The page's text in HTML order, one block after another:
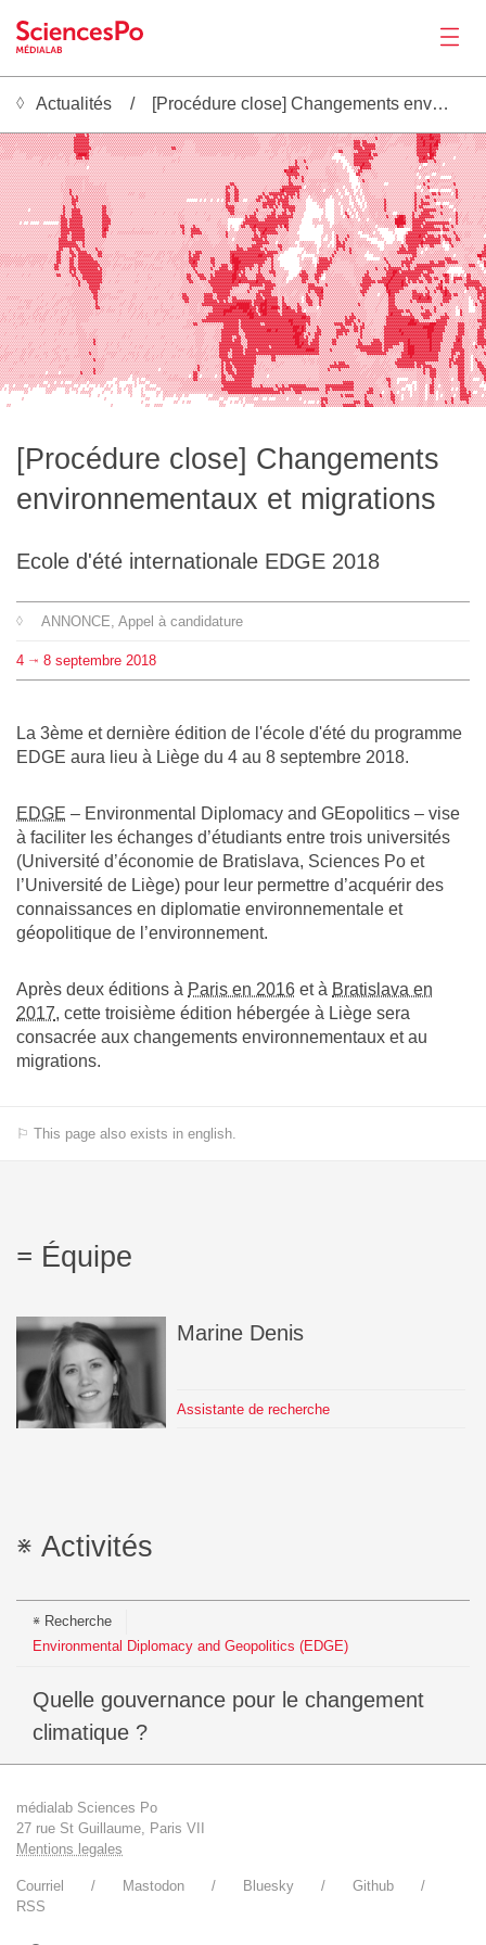
Actualités
Productions
Activités
Outils
Séminaire
Recrutement
L'équipe
Le médialab
FR|EN
Actualités [Procédure close] Changements environnementaux et migrations
▒▒▒▒▒▒░░░░░░▒▒▒▒▒▒▒▒▒▒▒▒▒▒▒░░▒▒▒▒░▒▓████▓▒▒░░░░░░░░▒▒▒▒▒▒▒▒▒▒▒▒▒▒▒░░░░░░░▒░▒▒▒▒▒░░░░░░░░░░░░▒▒▒▒▒▒▒▒░░▒▒▒▒░░▒▒▒▒▒▒▒▒▒▒░░░░░░░░▒▒░░░░▒▒░░░░░░░░░▒▒▒▒▒▒▒░░▒░
▒▒▒▒▒▒░░░░░░▒▒▒░░░░▒▒▒░▒▒░▒▒▒░▒▒░░▒▓▓▓▒▓▓░░░░░░░░░░░░░░░░▒░░░░░░░░░░░░░░░░░░░░░░░░▒░░░░░░░░░░░░░░░░░░░░░░░░░▒░░▒▒░░░░░░░░░░░▒▒░░░░░░▒▒░░░▒▒▒▒░▒▒▒▒▒▒▒░░░░      ░░░░▓▓▓▓▓▓▓▓▓▒░░░░░░░░░░░░░░▒░░░░▒▓▓█▓▓█▓▒░░░░░░░░
░░░░░░░░░░░░░░░░░░▒▒░░░░░░░░░░▒▒░░░▒▒▒▒▒▒░░░░░░░░░░░░░░░░░░░░░░░░░░░░░░░░░░░░░░▒▒░▒░░░░░░░░░░░░░░░░░░░░░░░░░░░░░░░░░░░░░░░░░░░░░░░▒░░▒░░▓▒▒▒▓▒░▒░░░░░░░░░░░ ░
░░░░░░░░░░░░░░░░░░░▒░░▒░░░░░░░░▒░░▒░░░░▒░░░░░░░░░░░░░░░░░░░░░░░░░░░░░░░░░░░░░░░░░░░░░░░░░░░░░░░░░░░░░░░░░░░░░░░░░░░░░░░░░░░░░░░░░░░░░▒░▒▓▒▒▒▒▒░░░░░░░░░░░▒░░░░   ░░▓▓▓▓█▓▓▓░░░░░░░░░░░░░░░░░░░░░░▒░  ░░░▒▒▒░
░░░░░░░░░░░░░░░░░░░░░░░░░░░░░░░░░░░░░░░░ ░░░░░░░░░░░░░░░░░░░░░░░░░░░░░░░░░░▒░░░░░░░░░░░░░░░░░░░░░░░░░░░░░░░░░░░░░░░░░░░░░░░░░░░░░░░░░▓▓▓▓▓▒▒▒▓░░░░░░░░▒▒░░▒░░░ ░  ░▒▒▒█▓▓▓▓▒░░░░░░░░░░░░░░░░░▒░░▒
░░░░░░░░░░░░░░░░░░░░░░░░░░░░░░░░░░░░░░░░░░░░░░░░░░░░░░░░░░░░░░░░░░░░░░░░░░░▒░░░░░░░░░░░░░░░░░░░░░░░░░░░░░░░░░░░░░░░░░░░░░░░░░░░░░░▒█▓▓█▓▓▒▒▒▒▒░░░░░░░░▒▒▒░▒░░░░░
░░░░░░░░░░░░░░░░░░░░░░░░░░░░░░░░░░░░░░░░░░░░░░░░░░░░░░░░░░░░░░░░░░░░░░░░░░░░░░░░░░░░░░░░░░░░░░░░░░░░░░░░░░░░░░░░░░░░░░░░░░░░░░░░░░▒▒▓▓▓▓▓▓▒▒▒▒░░░░░░░░▒▒▒▒▒░░░░░░   ▓▓▒▒░░░▒▒▒░░░░░░░░░░░░░░░░░░ ░░▒▒░░
░░░░░░░░░░░░░░░░░░░░░░░░░░░░░░▒▒▒▒▒▒▒▒▒▒▒░░░░░░░░░░░░░░░░░░░░░░░░░░░░░░░░░░░░░░░░░░░░░░░░░░░░░░░░░░░░░░░░░░░░░░░░░░░░░░░░░░░░░░░░░▒░▒▓▒▒▓▒▒▓▒░░░░░░░░░░▒▒▒▒▒░░░░░    ▒▒░░░░░▒▒░░░░░░░░░░░░░░░░░░░ ░░  ░░░░░
░░░░░░░░░░░░░░░░░░░░░░░░░░░░░░▒▒▒▒▒▒▒▒░▒▒░░░░░░░░░░░░░░░░░░░░░░░░░░░░░░░░░░░░░░░░░░░░░░░░░░░░░░░░░░░░░░░░░░░░░░░░░░░░░░░░░░░░░░░░▒▒░▒▓▒▒▒▒▒▓▒░▒▒▒▒▒▒▒▒▒▒▒▒▒▒▒░░░░
░░░░░░░░░░░░░░░░░░░░░░░░░░░░▒░▒▒▒▒▒▒▒▒░▒▒▒▒░░░▒░▒░░░░░░░░░░░░░░░░░░░░░░░░░░░░░░░░░░░░░░░░░░░░░░░░░░░░░░░░▒▓▓▒░░░░░░░░░░░░░░░░░░░░▒▒▒▒▓▓▒▒▒▒▒▒░░▒▒▒░▒░░░▒▒▒░░░░░░░░    ░▒▒▒░░░░░░░
░░░░░░░░░░░░░░░░░░░░░░░░░░░░▒░▒▒▒▒▒▒▒▒░▒▒▒▒▒▒▒▒▒▒░░░░░░░░░░░░░░░░░░░░░░░░░░░░░░░░░░░░░░░░░░░░░░░░░░░░░░░▓▓▒▒▓▒░░░░░░░░░░░░▒░░░░░░▒▓▓▓▓▓▓▓▓▓░ ▒▒▒▒▒▒▒░░░░▒▒░░░░ ░░░  ░ ░▒▒▒░░░░░░░░░░░░░░░░░░░░░░
░░░░░░░░░░░░░░░░░░░░░░░░░░░░▒▒▒▒▓▒▒▒▒▒░▒▒▒▒▒▒▒▒▒▒░░░░░░░░░░░░░░░░░░░░░░░░░░░░░░░░░░░░░░░░░░░░░░░░░░░░░░▒▓▒▒▒▓▓░░░░░░░░░░░▒▒░░▒▒▒▒▓█▓▓▓▓▓▓▓▒▒▒▒▒▒▒▒▒▒░ ▒▒▒▒░ ░░░ ░▒░  ░ ▒▒▒░░░░░░▒░░░░░░░░░░░░░░▒░░ ▒▒░    ░
░░░░░░░░░░░░░░░░░░░░░░░░░░░░░▒▒▒▓▒▒▒▒▒▒▒▒▒▒▒▒▒▒▒▒░░░░░░░░░░▒▒▒░░▒▒▒░░░░░░░░░░░░░░░░░░░░░░░░░░░░▒░░░░░░░▒▓▓▒▒▓▓▒░░░░░░░░░▒▓▒▒▓▓▓▓▓▓▓▒▓▓▓▓▒▓▒░░░▒▒░▒▒▒▒▒▒▒▒░▒░ ░░  ░▒ ░░ ░▒▒▒░░░░░░▒░░░░░░░░░░░░▒▓▒▒░░░▒▒▓▓▒▓▒▒▒▒▒
░░░░░░░░░░░░░░░░░░░░░░░░░░░░░▒▒▒▒▓▒▓▒▒▒▒▒▒▒▒▒▒▒▒▒▒░░░░░░░░░░░░░░▒▒▒░░░░░░░░░░░░░░░░░░░░░░░░░░░░░░░░░░░░▒▓▓▒▒▓▓░░░░░░░░▒▓▓▒▓▓▒▒▓▓▒▓▒▓▓▒▓▒▒▓▒░░░ ░░░▒▒▒▒▒░ ░░░░ ░░░ ▒░ ░░
░░░░░░░░░░░░░░░░░░░░░░░░░░░░░▒▒▒▒▓▓▓▒▒▒▒▒▒▒▒▒▒▒▒▒▒░░░░░░░░░░░░░░░░░░░░░░░░░░░░░░░░░░░░     ░ ░ ░░ ░░ ░ ▒▓▓▒▒▓▓░░  ░░░▒▓▓▒▒▒▓▓▓▓▒▓▓▓▓▓▒▒▒░▒▒░░   ░░░▒░▒    ░░░░░░░ ░▒  ░
░░░░░░░░░░░░░░░░░░░░░░░░░░░░▒▒▒▒▒▓▓▒▒▒▒▒▒▒▒▒▒▒▒▒▒▒▒░░░░░░░░░░░░░░░░░░░░░░░░░░░░░░░░░░░░░░░░░░░░░░░░░░░░▒▓▒▒▒▒░░░░░░▒▒▒▒▒▒▓▓▓▓▓▓▒▓▒▓▓▓▒▒░░░░░░     ░░▒░    ░░ ░░░░  ▒░  ░ ▒▒▒▒▒▒▒▒▓▒░░░░░░░░░░░▒▓▒▒▓▓▓▓▒░░  ░
░░░░░░░░░░░░░░░░░░░░░░░░░░░░░▓▒▒▒▒▓▒▒▒▒▒▒▒▒▒▒▒▒▓▓▒▒░░░░░░░░░░░░░░░░░░░░░░░░░░░░░░░░░░░░░░░░░░░░░░░░░░░░▒▓▓▓▓▒░░░░░▒▒▒▒▒▒▒▓▓▒▓▓▒▓▒░▓▓▓▓▓▓▒░░░░      ░▒░    ░░░ ░░░░ ░▒░ ░ ░▒▒▒▒▒▒▒▓▒░░░░░░░░░░░▒▓▒▓▓▒▒░░░▒▒▒▓▒▒░
░░░░░░░░░░░░░ ░░░░░░░░░░░░░░▒▓▒▒▒▓▓▓▓▒▒▒▒▒▒▒▒▒▒▓▓▒▒▒░░░░░░░░░░░░░░░░░░░░░░░░░░░░░░░░▒░░░░░░░░░░░░░░░░░▒░▒▓▓▓▒▒░░░░▒▒▒▒▓▒░░░▒░▒▓▒░░▒▓▒▓▓▓░░░░░        ░    ░░░ ░▒ ░░ ▒▒░ ░░▒▒▒▒▒▒▒▓▒░░░░░░░░░░░▒▓▒▒▒▓▓▓▓▓▓▒▒▒▒▒▒▒▒
░░░░░░░░░░░░░░░░░░░░░░░░░░░░▒▓▒▒▒▓▓▓▓▒▒▒▒▒▒▒▒▒▒▓▓▒▒▒░░░░░░░░▒░░░░░░░░░░▒░░░▒░░░░▒░▒▒░░░░░░▒░░░▒░░░░░░░░░░▒▓▓▒▒▒▒▒▒▒▒▒▓▒▒▒▒▒▒▒▓▓▒▒▒▓▓▒▒▓▒░░░░         ░    ░░░ ░▓░ ▒░ ▒▒░░░▒▒▒░▒▒▒▒▒▒░
░░░░░░░░░░░░░░░░░░░░░░░░░░░▒▓▓▒▒▒▓▓▓▓▓▒▒▒▒▒▒▒▒▒▓▓▓▒░░░░░░░░░░░░░░░░░░░░░░░░░░░░░░░▒▒▒░░░░░░░░░░░▒░░░░░░░░▒▒▒▒░░░░▓▒▓▓▓▒░░▒▒▓▓▓▓▒▓▓▓▓▓▓▓░░░░░        ░░    ░░░░ ▒▓░ ░
░░░░░░░░░░░░░░░░░░░░░░░░░░░▒▓▓▓▒▓▓▓▓▓▓▒▒▒▒▒▒▒▒▒▓▓▓▓░░░░░░░░░░░░░░░░░░░░░░░░░░░░░░░▒▒▒░░░░░░░░░░▒▒░░░░▒░░░       ▒▓▓▓▓▓▓▒▒▒▓▓▓▓▓▓▓▓▓▓▓▒▒░░░░     ░░░ ░░░   ░░░░░░▒▒░░░ ░▒░ ░░▒▒▒▒░▒▒▒░▒████▓▒░▒▓▓▓▓▓▓▒▒▒░░░░░▒░░
░░░░░░░░░ ░  ░    ░░       ▒▓▓▓▒▓▓▓▓▓▓▒▒▒▒▒▒▒▒▒▓▓▓▓░░░░░░░░░░░░░░░░░░░░░░░░░░░░░░░▒▒▒▒░░░░░░░░░░░░░░▒▒░░░      ░▓▓▓▓▓▓▓▓▓▓▓▓▓▓▓▓▓▓▓▓▓▒░░░░░     ░░░░░░░░
░░░░░░░░░░░░░░░░░░░░░░░░░░░▒▓▓▓▒▓▓▓▓▓▓▒▒▒▒▒▒▒▒▒▓▓▓▒░░░░░░░░░░░░░░░░░░░░░░░░░░░░░░░░▓▓░░░▒▓▒░░░░░░░░░▒▒▒▒░ ░   ░▓▓▒▒▓▓█▓▓▓▓▓▓▓▓▓▓▒▓▒█▓▒░░░░       ░   ░░░ ░▒▒▒▒░░░░▒░░░▒░▒▒░░░
░░░░░░░░░░░░░░░░░░░░░░░░░░░▒▓▓▓▓▓▓▓▓▓▓▓▒░▒▒▒▒▒▒▓█▓░░░░░░░░░░░▒░░░▒░░░░░░░░░░░░░░░░░▒▓▒░▒▓▓▓▓▒░░░░░░░░▒▒▒▒ ░░  ▒▒▒▒▒▒▓▓▒▓▓▓█▓▓▓▓▒▒▒░▒▓░░░░░           ░░░░░▒▒▒▒▒▒░░░░░░▒▒░▒▒░░░     ░░░
░░░░░░░░░░░░░░░░░░░░░░░░░░▒▒▓▓▓▓▒▓▓▓▓▓▓▒▒▒▒▒▒▒▒▓▓▒░▒░░▒▒▒▒▒▒▒▒▒▒▒▒▒▒▒▒▒░▒░░░▒░░▒▒░░▒▓▒░░▓▓▓▓▓░▒░░░░░▒▒▒▒▓░░░░▒▒▒▒▒▒▒▒▓▒▒▓█▓▓▓▓▓▓▒▒▒▒▒░░░░            ░░░░ ▒▒▒▒▒▒▒▒▒░░  ▒░░▒░ ░░      ░     ░▓▓▓▓▓▓▓▓▓▒▒▒▒░░
░░░░░░░░░░░░░░░░░░░░░░▒▒░▒░▒▓▓▓▒▒▓▓▓▓▓▓▒▒▒▒▒▒▒▒▓▓░░░░░░░░░░░░░░░░░░░░░░░░░░░░░░░░░░░▒▒░▒▓▒░▒▒▒▒▒░░░░░▒▒▒▓░░░░▒▒▒▒▒▒▒▒▓▓▒▓▓▓▒▒▒▒▒░▒▒▒░░░░░░          ░░ ░░ ▒▓▒▒▒▒▓▒▒░░░    ░▒░░░░      ░   ░▓▓▓▓▓▓█▓▓▒▓▓▓▒▒▓▒▓▓▒▒░▒▓▒▒░▒▒▒░░░░░░
░░░░░░░░░░░░░░░░░░░░░░░░░░░▓▓▓▓▒▒▓▓▓▓▓▓▒▒▒▒▒▒▒▒▒▒░░░░░░░░░░░░░░░░░░░░░░░░░░░░░░░░░░░░░░▒▒▒░░▒▒▒▒░░░░░░▒▒▒░░ ░▒▒▒▒▒▒▒▓▓▓▓▓▒▓▒▒▒▒░░▒▒░▒░░░░░          ░  ░░ ░▓▒▒▒▓▒▒▒░░░░░░     ░░░     ░
░░░░░░░░░░░░░░░░░░░░░░░░░░▒▓▓▓▓▓▓▓▓▒▒▒▓▒▒▒▒▒▒▒▒▒░░░░░░░░░░░░░░░░░░░░░░░░░░░░░░░░░░░░▒░▒░░▒▒▒▒▒▒▒▒░░░░▒▒▒▒░░░▒▒▒▒▒▒▒▒▒▒▓▓▓▓▓▓▒▒▒ ▒▒▒▒▒░░░  ░▒░░░░░   ░░░░  ░▓▓▒▓▒▒▒▒░▒▒▒▒▒▒░      ░   ░░▒░ ▒▓▓▓▓▓▓▓█▓▓▓▓▓▓▓▓▒
░░░░░░░░░░░░░░░░░░░░░░░░░░░▓▓▓▓▓▓▓▓▓▒▒▓▒▒▒▒▒▒▒▒░░░░░░░░░░░░░░░░░░░░░░░░░░░░░░░░░░░░░▒▒▒░▒▒▒▒▒▒▒▒▒▒░▒▒▒▒▒▒▒░░▒▓▒▒▒▒▒▒▓▓▓▓▓▒▒▒▒▒▒░▓▓▒▒▒▒░░░ ░▒░░▒▒░░  ▒░░ ░ ▒▓▓▓▓▒▒▒▒░░▒▒░▒▒▒▒░░   ░░░░░░▒▒▓▒▒▓▓▓▓▓▒▓▒▒▒▓▓▒░░░
░░░░░░░░░░░░░░░░░░░░░░░░░░░▓▓░░░▓▒▒▓▓▒▒▒▒▒▒▒▓▒▒▒░░░░░░░░░░░░░░░░░░░░░░░░░░░░░░░░░░░▒▒▒▒▒▒▒▒▒▒▒▒▒▒▒▒▒▒▒▒▒▒▒▒░▒▓▓▓▒▒▓▓▓▓▓▓▒▒▓▒▒▒▒░▒▓▒▒░       ░▒▒░░░ ▒▒░░░░░▒▓▒▒▓▒▒▓▒░░░░░░░░░░░░  ░░░░░░░▓▓▓▒▓▓▓▓▒░░░ ░░▒░░░▒░
░░░░░░░░░░░░░░░░░░░░░░░░░░▓▓▒░░░▓▓▒▒▓▓▓▓▒▒▒▒▒▓▓▒░░░░░▒▒░░░░░░░▒▒▒▒░░░░▒░░▒▒▒░▒▒▒░░▒▒▒▒▒▓▒▒▓▓▓▒▒▒▒▒▒▒▒▒▒▒▒▒▓▓▓▓▓▓▓▓▓▓▓▓▓▓▓▓▒▓▓▓▓▓▒░░        ░ ░░░░░ ░░░░▒░▒▓▒▒▒▒▒▒▓▒▒░░░░░ ░░░░░░▒░░▒▒▒▒▓▓▓▓▓▓▓▓▓▒░
▒▒▒▒▒░░▒░▒░░▒▒▒▒▒▒▒▒▒▒░░▒▒▓▓▒░▒▒▒▓▓▒▓▓▓▓▓▓▒░▒▓▓▒▒▒▒▒░▒▒▒▒▒░░░░░▒▒░▒▒▒▒░░▒▒░▒░░▒░▒▒▒▒▒░▒▓▒▓▓▓▒▒▒▒▒▒▒▒▒▒▒▒▒▒▓█▓▓▓▓▓▓▓▓▓▓▓██▓▓▓▓▓▒░░        ░░      ░░▒▒░░░▒▓▒▒▒▒▒▒▒▒▒▒▒░░░    ░░░░▒░░▒▒▒▒▒▒▒▒▒▒▒▓▓▒▒░░▒▒▒▒▒▒▒▒▒▒▒░░
▒▒▒▒▒▒▒▒▒▒▒▒▒▒░▒▒▒▒▒▒▒░▒░▒▓▓▒░▒▒▓▓▒▒▓▓▓▓▓▓▓▒▒▒▒▒▒▒░░▒░▒░░▒▒▒▒▒▒░░░░░░░░▒▒▒░░░░▒▒▒▒▒▒▒░▒▓▓▓▓▓░▒▒▒▒▓▓▒▒▒▒▒▒▒▓███▓▓▓▓▓▓▓▓▓▓▓▓▓▒▒▓░░          ░ ░░░░  ░▓▓▓▓▒▓▒▒░░▒▒▒▒▒▒▒░░░░░
▒▒▒▒▒▒▒▒▒▒▒▒░▒▒▒▒▒▒░▒░▒▒░▒▓▓▒░░▒▓▓▒▒▓▓▓▓▓▓▓▓▓▒▒▒▒▒▒░░▒░░░░░░░░▒▒▒▒░░░░░░░░▒░░▒░▒▒░░▒▒▒▒▓▓█▓▒▒▒▒▒▒▓▓▒▒▒▒▒▒▒▓████▓▓▓▓▓▓▓▓▓▓▓▒▒▒▓░░░         ░░▒▒▒▒  ▒▓▓▓▓▓▓▒▒░░░░░░▒▒▒░░░░░░▒▒░░░░░▒▓▒▒▒▒▒▒▓▓▓▓▓▒▒▒▒▒▒▒▒▓▓▒▒▓▓▓▒▓▓▓▓▓▒░░░▒▒▒░░
▒░▒▒▒░░▒▒▒▒░░░▒▒░░▒▒░░░░▒▓▓▒░░░▒▓▓▒▒▓▓▓▓▓▓▓▓▓▓▒▒▒▒▒░▒▒▒▒░▒░▒▒░▒▒▒▒░▒░▒▒░░░░░░░░░▒▒░▒▒▒▒▒▓▓▓▒▒▒▒▒▒▒▓▒▒▒▓▓▓▒▒▓██▓▓▓▓▓▓▓▒▒▓▓▒▒▒▒▓▒░░         ░░░▒▒░░ ▓▓▓▓▓▓▒░░░░░░░░░░▒▒░░░▒▒▒▒▒▒▒▒▒░░▓▒▒▒▒▒▓▒▓▓▒▒▒▓▓▓▓▓▓▓▓▓▓▓▓▓▒▒▒▒▒░░░▒▒▒▓▓▓▒░
░░░░░░░░░░░░░░░░░░░▒░░░░▒▓▓▒░▒░▒▓▓▓▒▓▓▓▓▓▓▓▓▓▒▓▒▒░░░▒░░░▒▒▒▒░░▒░░░▒░▒░▒▒▒▒▒░░░░░░▒▒▒▒░▒░▒▓▒▒▒▒▒▒▒▓▒▒▒▓▓▓▓▒▒▓██▓▓▓▒▒▓▒▒▒▓▒▒▒▒▒▓▒░░░░        ▒▒▒▒░░░▓▓▓▓▓▒░░░░░░░░░░░▒▒▒▒▒▒▒▒▒▒▓▒▒▒▓▒▓▓▓▓▓▓▒▒▒▓▒▒▓▓▓▓▓▓▓▓▒▒▒▒░░▒░      ░▒▒▒░▒▒▒░
░░░░░░░░░░░░░░░░░░░░░░░░░▒▒░░░░▒▓▒▓▒▒▓▓▓▓▓▓▓▓▓▓▒▒░░░░░░░░░░░░░░░░░░░░░░░░░░░░░░░░░░▒▒░▒▒░▒▓▒▒▒▒▒▒▒▒▓▓▓▓▓▓▓▓▓█▓▓▒▓▒▒▒▒▒▒▓▒▒▒▒▓▓▓░░░░░░     ▒▓▓▒░░░▒▓▓▓░▒▒░▒░░░░░░░░░▒▒▒▒▒▒▓▒▒▒▒▒▒▒▒▓▓▓██▓▒▓▓▓▓▓▓▓▓▓▓▒▒▓▓▓░░▒▒▒░        ▒▒▒░░░▒▒░
░░░▒░░░░░░▒░░▒░░░░░░░░░░░▒▓▓░░░░▒▓▓▒▒▒▓▓▓▓▓▓▓▓▓▒▒░░░░░▒░░░░░░░░▒░░░░▒░░░░░░░░░░░▒░░▒▒▒▓▓▒░▒▓▓▓▒▒▒▓▒▓▓▓▓▓▓▓▓██▓▒▓▓▒▒▒▒▒▓▓▓▒▒▒▒▒▓▒░░░▒░    ▒▓▓▓▓▒░▒▓▓▓░ ▒▒▒░▒▒▒▒░░░░░▒▒▒▒▒▓▓▒▒▒▒▒▒▒▒▓▓▓█▓▓▓▓▓▓▓▓▓▓▓▓▒▓▓▓▒░▒▒▒▒▓█▓░ ░░ ▒░
░░░░░░░░░░░░░░░░░░░░░░░░░░░░░░░░░▒▒▓▒▒▓▓▓▓▓▓▓▓▓▒░░░░░░░░░░░░░░░░░░░░▒▒░░░░░░░░░░░░░▒▒▒▓▓▒▒░░▓▓▓▒▒▓▓▓▓▓▓▓▓▓▓██▓▓▓▓▓▒▒▒▒▓▓▓▓▒▒▒▒▒░░░▒▒   ░▒▒▒▓▓▓▒░░▓▓▒  ▒▒▒▒▒▒▒▒▒░░░░░▒▒▒▓▓▓▓▒▒▒▒▒▓▓▓▓█▓▓▓▓▓▓▒▓▓▓▓▓▒▒▒▓▓▓▒▓▓▒░▒▓▓░
░░░░░░░░░░░░░░░░░░░░░░░░░░░░░░░░░▒▒▒▓▒▒▒▓▓▓▓▓▓▓▒░░▒░░▒▒░░░░░░░▒▒░░░░░░░░░░░░░░░░░░░░▒▒▒▓▓▒▒░░▒▒▒▓▓▓▓▓▓▓▓▓▓▓█▓▓█▓▓▓▓▓▓▓█▓▓▓▓▓▓▒▒░░░▒░
░░░░░░░░░░░░░░░░░░░░░░░░░░░░░░░░░░▒▒▒▒▒▒▒▒▓▓▓▒▒░░░░░░░▒▒▒░░░░░░░░░░░░░░░░░░░░▒░░░░░▒▒▒▒▒▒▒▒▒▒▒▒▒▒▒▓▓▓▓▓▓▓▓▒▒░░░░░▒▓▒▒▒▒▓▓▓▓▓▓▒▒▒░▒▒▒▒▒▒░░▒▒▒▒▒▓▒▒▓▓▓█▒▒▒▒▒▒▒▒▒▒▒▒▒▒▒░▒▓▓▓▒░░░░░░░▒▓█▓▓▓▓▒▒▒▒▒▒▓▓▒▒▒▒▒▓▒▒▓▒▒▓▓█▓▒░░▒░▒▒
░░░░░░░░░░░░░░░░░░░▒░░░░░▒░░░░░░░▒▒▒▒▒▒▒▒▒▒▓▓▒▒▒▒▒▒░░░░░░░░░░▒▒░░░░░░░░░░░░░░░░▒░░▒▒▓▓▒▒▒▒▒▒▒▒▓▓▓▓▒▒▓▓▓▓▓▓▒▒▒▒▒▒▒▒▒▒▒▒▓▓▒▓▓▓▓▒▒▒░▒▒░▒▒░░▒▒░░▒▓▒▒▒▒▓▓▓▒▒▒▒▒▒▒▒▒▒▒▒▒▒▒▒░▒▓▒░░░░░
░░░▒▒▒▒▒▒░░░░░░░░▒░░░░░░▒░░░▒▒▒▒▒▒▒▒▒▒▒▒▒▒▒▓▓▒▒▒▒░▒▒▒▒▒░░░░░░▒▒░░░░░▒▒░▒▒░░░░░▒▒░░░▒▓▓▓▒▒▒▒▒▒▒▓▓▓▓▒▒▓▓▓▓▓▒▒▓▓▒▒▒▒▒▒▒▒▒▓▓▓▒▓▓▓▓▓▓░░▓░░▒▒▒▒▒░ ▒▓▓▒▒░▒▓▓▒▒▒▒▒▒▒▒▒▒▒▒▒▒▒▒░░▒▒░░░░░░▒▒░▒▓▓▓▒▒▒▒▒▒▒▒▓▓▓█▓▓▓█▓▒░▒▒▒▓▓▓▓▒░░░░▒░░
░░░░░░░░░▒░▒▒▒▒░░░░▒░░░░░░▒▒▒░░▒▒░▒▒▒▒▒▒▒▒░▒▓▒▒░░░░░░░░░░▒░░▒░░░░░░░░░░░░░░░░░░░░░░░▒▓▓▒▒▒▒▒▒▒▓▓▓▓▓▓▒▓▓▒▓▒▒▓▓▓▓▓▓▓▓▓▒▓▓▓▓▓█▓▓▓▓▓▒░▓▒░▒▒▒▒▒▒ ░▓▓▓▒░░▓▒▒▒▒▒▒▒▒▒▒▒▒▒▒▒▒▒▒▒▒░░░░░░░▒░░▒▓▓▓▒▒▒▒▒▒▒▓▒▒▓▓▓▓▓▓▓░▒▒▒▒▓▓▓▒░░░▒░░░░
░░░░░░░░░░░░▒▒░░░░░░░▒░░░▒▒░░░░░▒▒▒▒▒▒▒▒▒▒░▒▓▒░░░░░░░░░▒▒░░░▒▒░░░▒░░░░░░░░▒░░░░░░░░░░▒▒▒▒▒▒░▒▓▓▓▓▓▓▓▓▓▓▓▓▓▓▓▓██████▓▒▓▓▓███▓▓▓▓▓▒░▓▓▒▒▒▒▒▓▒░░▒▓▓▒░░▓▒▒▒▒▒▒▒▒▒▒▒▒▒▒▒▒▒▓▒▒░░░░░░▒░░░░▓▓▓▒▒▒▒▒▒▒▒▒▒▒▒▒▒▒▒▒▒░▒▒▓▒▒▒░░░░░▒░░░
░░░░░░░░▒▒▒░▒▒░░░▒▒▒░░░░▒░░░░░▒░░▒░▒▒▒▒▒▒▒░▒▓▓▒▒░░▒░░░░░░░░▒▒░▒░▒░░░░░░░░░▒░░░░▒░░░░░░░▒▒▒▒░▒▒▒▒▒▒▓▓▓▓▓▓▓▓███▓█████▓▓▓▒▓█▓█▓▓███▓░▓▓█▓▒▒▒▓▓░░░░░░░ ▒▒▒▒▒▒▒▒▒▒▒▒▒▒▒▒▒▒▒▒▒░░░░░▒░░░░▒▓▓▓▓▒▒▒▒▒▒▒▒▒▒▒▓▒▒▒▒▒▓▒░░░▒▒░░░ ░▒░░░
░░░░▒░░░░░░░░░░░▒▒░░░▒▒░░▒▒░▒░░▒░▒▒▒▒▒▒▒▒▒▒░▒░▒▒░▒▒▒▒░░▒░░░▒░░▒░░▒░░░░░▒▒░▒▒▒▒░░░░░░▒░░▒▒▒▒░▒▒░░▒▒▓▓▓▓▓████▓▓▓▓▓██▓█▓▓▒▓███▓▓▓▓▓▒░▓▓▓▓▓▓▒▓▓▒ ░░░░░░░▒▒▒▒▒▒▒▒▒▒▒▒▒▒▒▒▒▒▒▒▒░░░░▒░░░░▒▓▓▓▓▓▓▓▒▓▓▒▒▒▒▒▒▒▓▓▒▒▓▒▒░░░▒▒░░  ▓░░░
░▒░░░░▒░░▒▒░░░░▒░▒▒░▒▒░░░▒░░░░░▒░░▒▒▒▒▒▒▒▒▒░▒▒░░░░░░░░░▒░░░░░▒░░▒▒░▒░░░▒░░░░▒▒░░░░░░▒░░▒▒▒▒▒▒▒▒▒▓▓▓▓▓▓▓█▓▓▓▓▓▓▓▓▓▓███▓▓▒▓██▓▓▓▓▓▓▒▓▓▓▓▓▓▓▓▓▓▓▒▒▒▒▒░░▒▒▒▒▒▒▒▒▒▒▒▒▒▒▓▒▒▒▒▒▒░░░░░░░░░▒▓█▓▓▓▓▒▒▒▒▓▒▒▒▒▓▓▓▓▓▒▒▒▒▒▒▓▒░░░
░░░░░░░░░░░░░▒▒░░░░░▒░░░░░░░░░░░░░░▒▒▒▒▒▒▒▒▓▒░░░░▒░▒░░▒░░░░░▒░░░░░░░░░░░░░░░▒░░▒░░░░░░░░░░▒▒▒▒░░░░░░▒▓▓▓▓▓▓▓▓▓▓▒▒▒▓▓▓▓▓▓▓▓▓▓▓▓▓▓▓▓▓▓▓▓▓▓██▓█▓▓▒▓▓▓▓▒▒▒▒▒▒▓▓▒▒▒▒▒▒▒▒▒▒▓▓▒▒▒▒▓▓▓▓▓▒▓▓▓▓▓▓▓▒▒▓▓█▓▓▓▓▓▓▓▓▓█▓▓▓▓▒▒▒▒▒▒▓▓▓▓▒▒▒▒░
▒▒▒▒░░░░░▒▒░░▒░░▒▒░░░▒░░░░▒▒░░▒▒░░▒▒▒▒▒▒▒▒▒▒▒░░▒░░░▒▒░░░░▒░░░▒░▒░░▒▒░░▒░▒░▒░░░░▒▒░▒░░░░▒▒▒▒▒▒▒░▒░▒▒▒▒▓▓▓▓▒▒▓▓▓▓▓▓▓▓▓▓▓▒▒▒▒▒▒▒▓▓▒▒▒▒▒▒▒▒▒▒▒▒▒░░▒░░░░▒▒▒▒▒▒▒▒▒▒▒▒▒▒▒▒▒▒░░░░▒▒▒▒▒▒▒▒▒▒░░░░░▒▓▓▓▓█▓▓▓▓▓▓▓▓▓▓▓▓▒▒▒▒▒▒▓▒▒▓▓▓▒▒░
▒░▒░░░░░░▒▒░░░░░░░▒░░░░░▒▒░▒░░▒▒░░░░░▒▒▒▒▒▒▓▒▒▒▒▒░░░░░░░▒░▒░░░▒░░░░▒▒░▒░░░░░░░░░░░░░░░░░░░▒▒▒░▒▒░░░░░▒▓▓▓▓▓▓▓▓▓▓▓▓▓▓▓▓░░░░░░░▓▓░░░░░░░░░░░░▒▒░▒▒▒░▒▒▒▒▒▒▒▒▒▒▒▒▒▒▒▒▒▒░░░░░░░░░▒▒░░▒░▒░░▒▓▓▓▓▓▓▓▓▓▓▓▓▓▓▓▓▓▓▓▒▒▒▒▒▓▓▒▓▓▓▓▒▒░
░░░░░░▒▒░░░▒░░░░░░░░░░░▒░░░░░░░░░░░░░▒▒▒▒▒▒▒▒▒▒▒░░░░░░░░░░░░░░░░░░░░░░░░░░░░▒░░░░░░░░░░░░░▒▒▒░░░░░░░░▒▓▒▓▓▒▓▓▓▓▓▓▓▓▓▓▓▒░▒░░░░▒▒▒░▒▒░░░░░░░░░▒░░▒▒░▒▒▒▒▒▒▒▒▓▒▓▓▓▒▒▒▒▒▒▒░░░░░░▒▒▒░▒▒▒░░░▓▓▓▓▓▓▓▓▓▒▓▓▓▓▒▒▒▒▒▒▒▒▒▒▒▓▒▓▓▓▓▓▒▒░
░░░░░░░░░░░░░░░░░░░░░░░░░░░▒▒▒░░░░░░░▒▒▒▒▒▒▒▒▒▒▒░░░░░░░░░░░░░░░░░░░░░░░░░░░░░░░░░░░░░░░░░░▒▓▒▒░░░░░▒▒▒▓▒▓▓▓▒▓▓▓▓▓▓▓▓▓▒░▒░▒░░░░░▒▒░░░░░░░░░░░░░░░░░░▒▒▒▒▒▓▓▓▓▓▓▓▓▓▒▒▒▒▒░▒▒░░▒▒▒▒▒▒░▒▒░░▒▓▓▓▓▓▓▓▓▒▓▓▒▓▓▓▓▒▒▒▒▒▒▒▒▓▒░▒▓▓▓▒▒░
░░░░▒▒░░░░░░░░░░░░░░░░░░░░░░░░░░░░░░░▒▒▒▒▒▒▓▒▒▒▒░░░░░░░░░░░░░░░░░░░░░░░░░ ░░░░░░░░░░░░░░░▒▒▓▒░░▒░░░░░▒▓▒▓▓▓▒▒▓▓▓▓▓▓▓▓▒░▒░░▒▒░▒░░░░░░░░░░░░░░░░░░░░░▒▒▒▒▓▒▒▒▒▓▒▒▒▒▒▒▒▒▒▒░░▒▒▒▒▒▒▒▒▒░▒▒░░░░▒▒▒▒▒▒░▒▒▒▓▒▒▓▓▓▒▒▒▒▒▒░░░░▓▓▓▒▒░
░░░░░░░░░░░░░░░░░░░░░ ░░░░░
░░░░░░░░░▒▒░░▒▒▒░░▒▒░▒▒▒▒▒▒▒▒▒▒▒▒▒░░▒▒▒▒▒▒░░░░░░░░░░░░░░░░░░ ░░░░░░▒▒░░░░░░░░░▒░▒▒░░░░░ ░▓▓▒ ░░░░░░ ░░▓▓▒▒▒▓▓▓▓▓▓▓▓▓▓░░░░░░
░░░░░░░░░░░░░░░░░░░░░░░░░░░░░░░░░░░▒▒░░▒▒▒▒░░░░░░░░░  ░░░░░  ░░ ░  ░░░░░░░░░░▒▒▒▒▒▒▒▒░▒▒▒▓▓▒▒▒▒▒▒░░░░▒▓▓▒▒▒▒▓▓▓▓▓▓▓▓▒░░░░░░░░░░░░░░░░░░░░░░░░░▒░░░░▒▒▒▒▒▒▒▒▒▒▒▒▒▒▒▒▒▒▒▒▒▒▒▒▒▒▒░░░▒▓▓▒░░     ░░░░▒▒▒▒░░▒▓▒░░▒▒▒▒░ ░░▓▓▓▒░▒░
░░░░░░░░░░░░░░░░░░░░  ░░░ ░░ ░   ░░░░░░░ ░░░░░░░░    ░░       ░ ░░░  ░░░░░░░░░░░░░░▒▒▒▒▒▒▒▒▒▒▒▒▒▒▒▒▒▒▒▓▓▓▓▓▓▓▓▓▓▓▓▓▓▒░░░░▒░░░░░░▒▒▒▒▒░▒▒▒▒▒░▒▒▒▒▒▒▒▒▒▒▒▒▒▒▒▒▒▒▓▓▓▓▓▒▒▒▒▒▒▒▒▒▒░░░▒▒▒▓▒░░ ░░░░░░
░░  ░░ ░░░░  ░░░░ ░░░░ ░░░░░░░░░░░  ░   ░   ░ ░░ ░ ░  ░   ░░░ ░    ░░   ░░░░░░░░░░░░▒▒▒▒▒▒▒▒▒▒▒▒▒▒▒▒▒▒▒▓▓▓▓▓▓▓▓▓▓▓▓▓▒▒▒▒▓▒▒▒▒▒▒▓▒▒▓▒▒▓▓▓▓▓▓▓▓▒▒▒▒▒▒▒▒▒▓▓▓▓▓▓▓▓▓▓▓▓▓▒▒▒▒▒▒▒▒▒▒▒░░░░▒▓▒░░░░░░   ░ ░▒▒▒ ░▓▓▒░ ░▒▒▒▒░░░▒▓▓▒▒▒░░░░
░ ░ ░░░░░░░░░ ░      ░░░░░    ░░ ░░░  ░  ░░     ░░░   ░░ ░ ░░    ░ ░░░░░  ░░░░░░░░▒▒▒▒▒▒▒▒▒▒▒▒▒▒▒▒▒▒▒▒▓▓▓▓▓▓▓▓▓▓▓▓▓▓▓▓▓▓▓▓▓▓▓▓▒▒▓▓▓▓▓▓▒▓▓▓▓▓▓▓▓▓▓▓▓▒▒▒▓▓▒▓▓▓▓▓▓▓▓▓▓▒▒▒▒▒▒▒▓▓▒▒▒░░░░▒▒▒░░░  ░  ░ ░▒▒▒ ░▓▓▒░░░▒▒▒▒ ░ ▒▓▓▓▒▒░░░░░░
░      ░░        ░░░      ░░   ░ ░░░░░     ░   ░  ░░   ░░    ░      ░░ ░▒░░░░░░░░░░░░░░░░░░░░░░▒▒▒▒▒▒▓▓▓▓▓▓▓▓▓▓▓▓▓▓▓▓▓▓▓▓▓▓▓▓▒▓▒▒▒▒▒▓▓▓▒▒▒▒▒▒▒▒▒▒▒▓▒▒▒▒▒▒▒▒▒▒▒▒▒▒▒░▒▒▓▓▓▒▒▒▒ ░░▒▓▒░ ░░░░░ ░░░▒▒░ ░▓▓░ ░░░▒▒▒░░░▒▓▓▓▒▓▒
░   ░              ░    ░░     ░  ░░░░░ ░░░ ░░        ░  ░░░░░░░░░░░░░░░░░░▒▒▒▒░░░░░▒░░░░░░░░░░░░░░░░░░░░░▒▒▒▒▒▒▒▒▒▒▓▒▓▓▓▓▒▒▒▒▒▓▒▒▒▒▒▒▓░░▒▒▓▓▒░░ ░░░ ░░░▒▒░ ░▒▒░ ░ ░▒▒▒▒ ░▒▓▓▓▓▓▒░░░░
░                                     ░                  ░░      ░      ░             ░░░░░  ░░     ░░ ░░░░  ░░  ░   ░░░░░ ░░░░░ ░░░░░░░░▒▓▓▓▒▒▒▒▒▒▒▒▒▒▒▒▒▒▒▒▒▓▒▒▒▒▒▒▒▒░▒▒▓▓▒▒░ ░░░░░░░▒▒░ ▒▒▒░
░              ░░  ░ ░░             ░░   ░ ░░ ░ ░░░░░░░░░░░░░░░░░░░░░░░░░░░ ░   ░
░░                                              ░               ░░  ░░░░                          ░░░        ░
[Procédure close] Changements
environnementaux et migrations
Ecole d'été internationale EDGE 2018
ANNONCE , Appel à candidature
4 ⇥ 8 septembre 2018
La 3ème et dernière édition de l'école d'été du programme
EDGE aura lieu à Liège du 4 au 8 septembre 2018.
EDGE – Environmental Diplomacy and GEopolitics – vise
à faciliter les échanges d’étudiants entre trois universités
(Université d’économie de Bratislava, Sciences Po et
l’Université de Liège) pour leur permettre d’acquérir des
connaissances en diplomatie environnementale et
géopolitique de l’environnement.
Après deux éditions à Paris en 2016 et à Bratislava en
2017, cette troisième édition hébergée à Liège sera
consacrée aux changements environnementaux et au
migrations.
⚐ This page also exists in english.
Équipe
Marine Denis
Assistante de recherche
Activités
Recherche
Environmental Diplomacy and Geopolitics (EDGE)
Quelle gouvernance pour le changement
climatique ?
médialab Sciences Po
27 rue St Guillaume, Paris VII
Mentions legales
Courriel Mastodon Bluesky
Github
RSS